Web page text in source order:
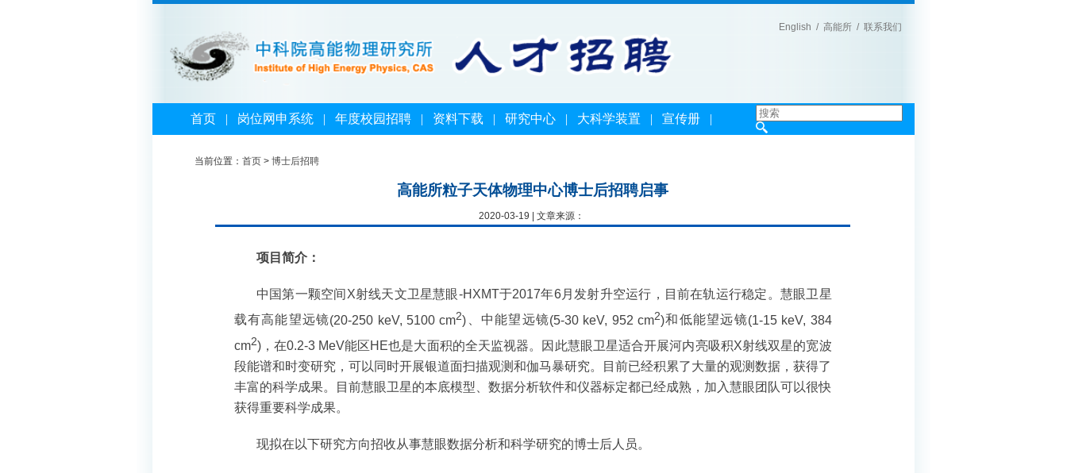
English / 高能所 / 联系我们
首页| 岗位网申系统| 年度校园招聘| 资料下载 | 研究中心| 大科学装置 | 宣传册|
当前位置： 首页 > 博士后招聘
高能所粒子天体物理中心博士后招聘启事
2020-03-19 | 文章来源：
项目简介：
中国第一颗空间 X射线天文卫星慧眼-HXMT于2017年6月发射升空运行，目前在轨运行稳定。慧眼卫星
载有高能望远镜(20-250 keV, 5100 cm2) 、中能望远镜(5-30 keV, 952 cm2)和低能望远镜(1-15 keV, 384
cm2)，在0.2-3 MeV能区HE也是大面积的全天监视器。因此慧眼卫星适合开展河内亮吸积X射线双星的宽波
段能谱和时变研究，可以同时开展银道面扫描观测和伽马暴研究。目前已经积累了大量的观测数据，获得了
丰富的科学成果。目前慧眼卫星的本底模型、数据分析软件和仪器标定都已经成熟，加入慧眼团队可以很快
获得重要科学成果。
现拟在以下研究方向招收从事慧眼数据分析和科学研究的博士后人员。